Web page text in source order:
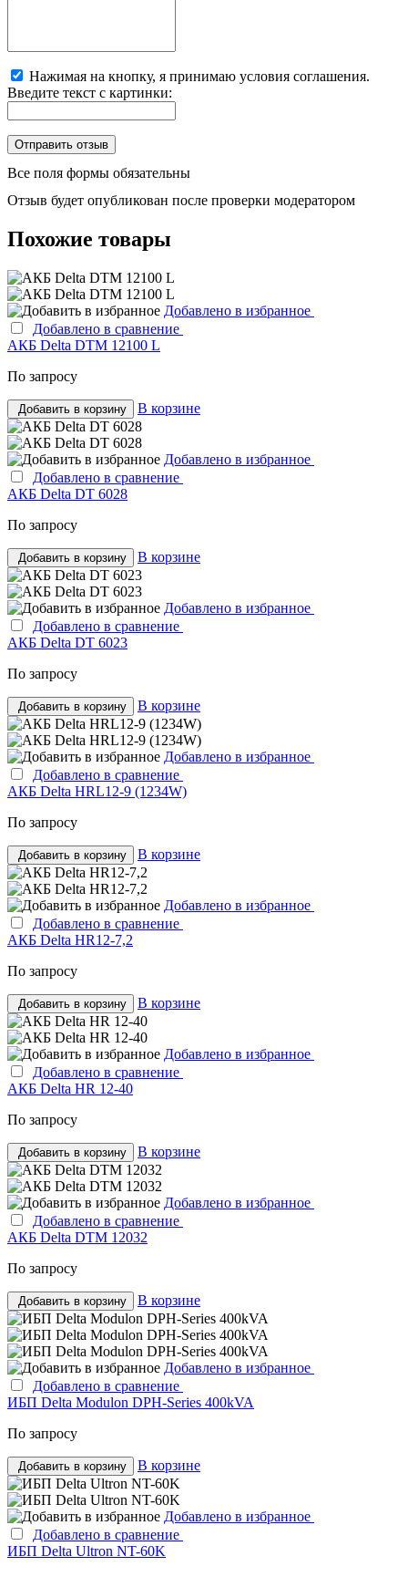
Нажимая на кнопку, я принимаю условия соглашения.
Введите текст с картинки:
Все поля формы обязательны
Отзыв будет опубликован после проверки модератором
Похожие товары
Добавлено в избранное
Добавлено в сравнение
АКБ Delta DTM 12100 L
По запросу
Добавить в корзину В корзине
Добавлено в избранное
Добавлено в сравнение
АКБ Delta DT 6028
По запросу
Добавить в корзину В корзине
Добавлено в избранное
Добавлено в сравнение
АКБ Delta DT 6023
По запросу
Добавить в корзину В корзине
Добавлено в избранное
Добавлено в сравнение
АКБ Delta HRL12-9 (1234W)
По запросу
Добавить в корзину В корзине
Добавлено в избранное
Добавлено в сравнение
АКБ Delta HR12-7,2
По запросу
Добавить в корзину В корзине
Добавлено в избранное
Добавлено в сравнение
АКБ Delta HR 12-40
По запросу
Добавить в корзину В корзине
Добавлено в избранное
Добавлено в сравнение
АКБ Delta DTM 12032
По запросу
Добавить в корзину В корзине
Добавлено в избранное
Добавлено в сравнение
ИБП Delta Modulon DPH-Series 400kVA
По запросу
Добавить в корзину В корзине
Добавлено в избранное
Добавлено в сравнение
ИБП Delta Ultron NT-60K